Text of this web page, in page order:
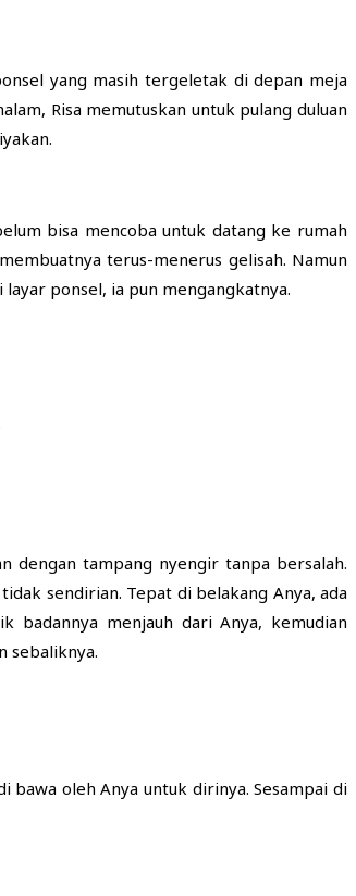
yang masih tergeletak di depan meja
Risa memutuskan untuk pulang duluan
bisa mencoba untuk datang ke rumah
terus-menerus gelisah. Namun
ponsel, ia pun mengangkatnya.
dengan tampang nyengir tanpa bersalah.
sendirian. Tepat di belakang Anya, ada
badannya menjauh dari Anya, kemudian
sebaliknya.
bawa oleh Anya untuk dirinya. Sesampai di